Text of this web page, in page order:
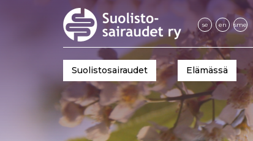
se en sme
Suolistosairaudet Elämässä